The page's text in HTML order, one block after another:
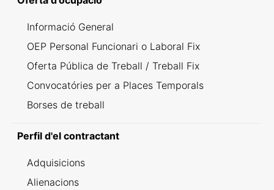
Informació General
OEP Personal Funcionari o Laboral Fix
Oferta Pública de Treball / Treball Fix
Convocatóries per a Places Temporals
Borses de treball
Perfil d'el contractant
Adquisicions
Alienacions